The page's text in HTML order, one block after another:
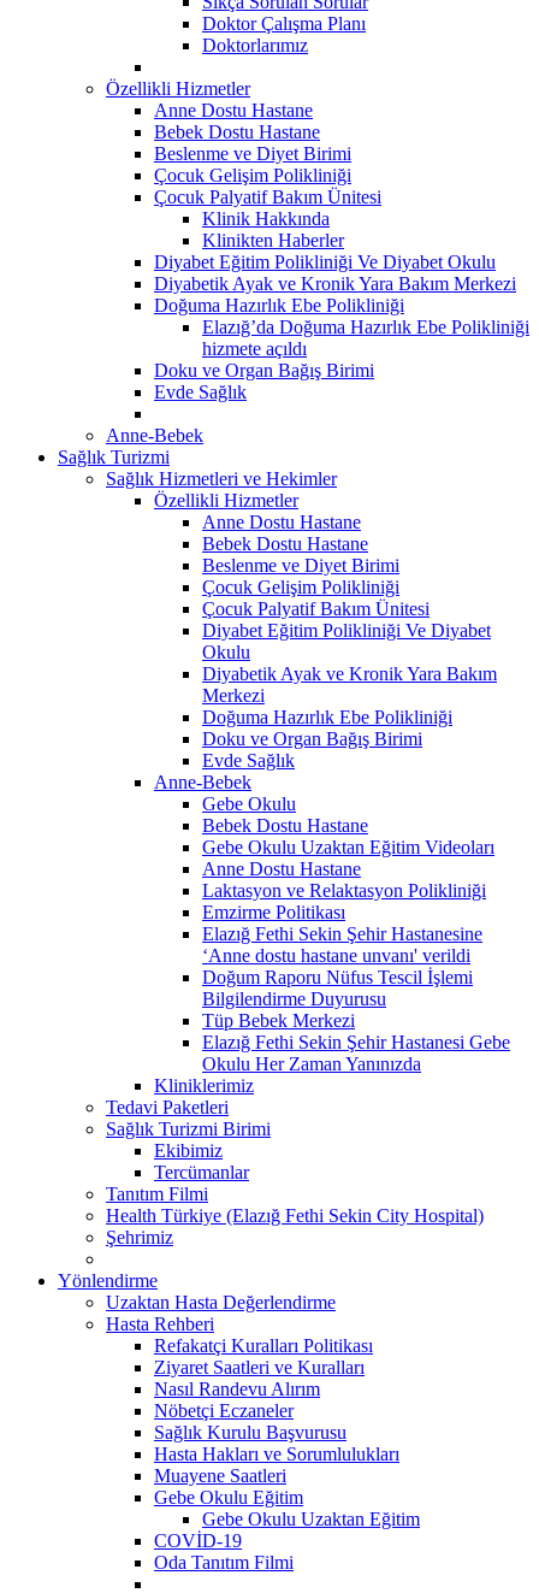
Doktor Çalışma Planı
Doktorlarımız
Özellikli Hizmetler
Anne Dostu Hastane
Bebek Dostu Hastane
Beslenme ve Diyet Birimi
Çocuk Gelişim Polikliniği
Çocuk Palyatif Bakım Ünitesi
Klinik Hakkında
Klinikten Haberler
Diyabet Eğitim Polikliniği Ve Diyabet Okulu
Diyabetik Ayak ve Kronik Yara Bakım Merkezi
Doğuma Hazırlık Ebe Polikliniği
Elazığ’da Doğuma Hazırlık Ebe Polikliniği
hizmete açıldı
Doku ve Organ Bağış Birimi
Evde Sağlık
Anne-Bebek
Sağlık Turizmi
Sağlık Hizmetleri ve Hekimler
Özellikli Hizmetler
Anne Dostu Hastane
Bebek Dostu Hastane
Beslenme ve Diyet Birimi
Çocuk Gelişim Polikliniği
Çocuk Palyatif Bakım Ünitesi
Diyabet Eğitim Polikliniği Ve Diyabet
Okulu
Diyabetik Ayak ve Kronik Yara Bakım
Merkezi
Doğuma Hazırlık Ebe Polikliniği
Doku ve Organ Bağış Birimi
Evde Sağlık
Anne-Bebek
Gebe Okulu
Bebek Dostu Hastane
Gebe Okulu Uzaktan Eğitim Videoları
Anne Dostu Hastane
Laktasyon ve Relaktasyon Polikliniği
Emzirme Politikası
Elazığ Fethi Sekin Şehir Hastanesine
‘Anne dostu hastane unvanı' verildi
Doğum Raporu Nüfus Tescil İşlemi
Bilgilendirme Duyurusu
Tüp Bebek Merkezi
Elazığ Fethi Sekin Şehir Hastanesi Gebe
Okulu Her Zaman Yanınızda
Kliniklerimiz
Tedavi Paketleri
Sağlık Turizmi Birimi
Ekibimiz
Tercümanlar
Tanıtım Filmi
Health Türkiye (Elazığ Fethi Sekin City Hospital)
Şehrimiz
Yönlendirme
Uzaktan Hasta Değerlendirme
Hasta Rehberi
Refakatçi Kuralları Politikası
Ziyaret Saatleri ve Kuralları
Nasıl Randevu Alırım
Nöbetçi Eczaneler
Sağlık Kurulu Başvurusu
Hasta Hakları ve Sorumlulukları
Muayene Saatleri
Gebe Okulu Eğitim
Gebe Okulu Uzaktan Eğitim
COVİD-19
Oda Tanıtım Filmi